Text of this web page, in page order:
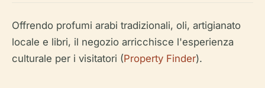
Offrendo profumi arabi tradizionali, oli, artigianato
locale e libri, il negozio arricchisce l'esperienza
culturale per i visitatori (Property Finder).